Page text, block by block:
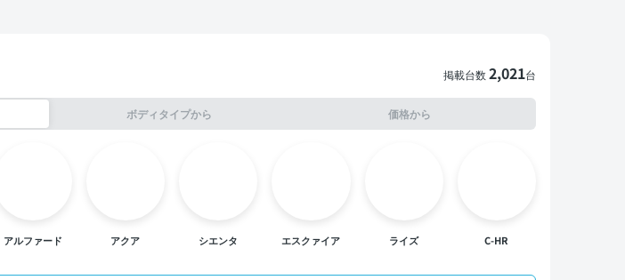
掲載台数2,021台
ボディタイプから 価格から
アルファード アクア シエンタ エスクァイア ライズ C-HR